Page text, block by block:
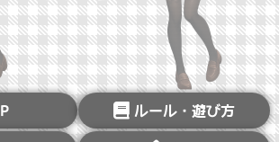
ルール・遊び方